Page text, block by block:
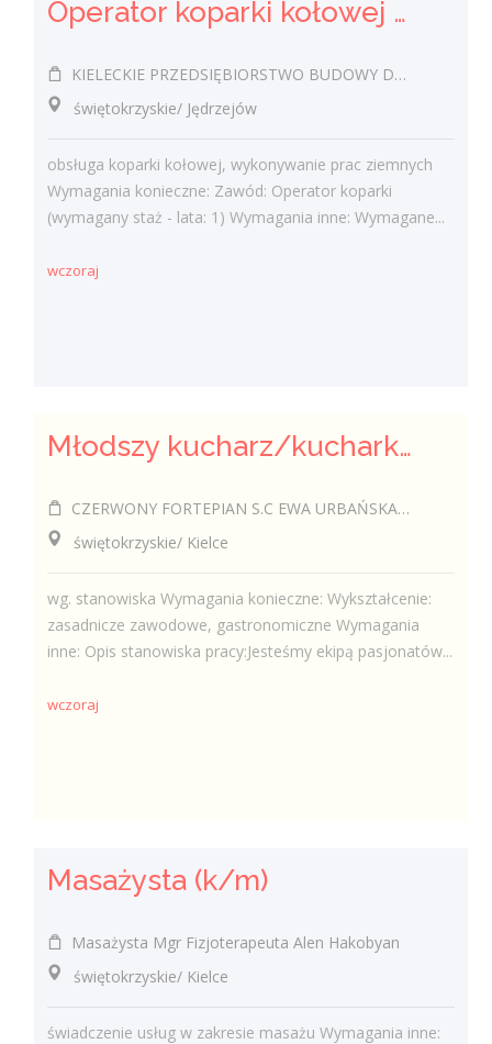
Operator koparki kołowej k/m
KIELECKIE PRZEDSIĘBIORSTWO BUDOWY DRÓG I MOSTÓW SPÓŁKA Z OGRANICZONĄ ODPOWIEDZIALNOŚCIĄ
świętokrzyskie/ Jędrzejów
obsługa koparki kołowej, wykonywanie prac ziemnych
Wymagania konieczne: Zawód: Operator koparki
(wymagany staż - lata: 1) Wymagania inne: Wymagane...
wczoraj
Młodszy kucharz/kucharka
CZERWONY FORTEPIAN S.C EWA URBAŃSKA-FELCZAK, ROBERT KANTOR
świętokrzyskie/ Kielce
wg. stanowiska Wymagania konieczne: Wykształcenie:
zasadnicze zawodowe, gastronomiczne Wymagania
inne: Opis stanowiska pracy:Jesteśmy ekipą pasjonatów...
wczoraj
Masażysta (k/m)
Masażysta Mgr Fizjoterapeuta Alen Hakobyan
świętokrzyskie/ Kielce
świadczenie usług w zakresie masażu Wymagania inne: